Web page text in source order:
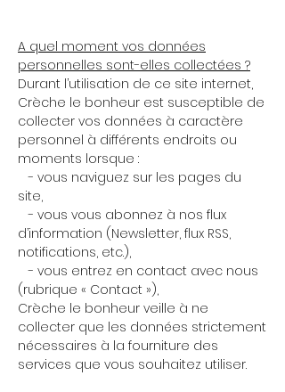
A quel moment vos données
personnelles sont-elles collectées ?
Durant l’utilisation de ce site internet,
Crèche le bonheur est susceptible de
collecter vos données à caractère
personnel à différents endroits ou
moments lorsque :
- vous naviguez sur les pages du
site,
- vous vous abonnez à nos flux
d’information (Newsletter, flux RSS,
notifications, etc.),
- vous entrez en contact avec nous
(rubrique « Contact »),
Crèche le bonheur veille à ne
collecter que les données strictement
nécessaires à la fourniture des
services que vous souhaitez utiliser.